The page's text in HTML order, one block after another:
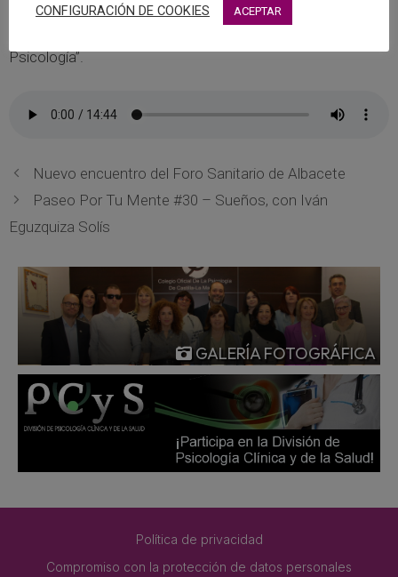
contigo” donde cada semana se abordan temáticas y
Psicología”.
Nuevo encuentro del Foro Sanitario de Albacete
Paseo Por Tu Mente #30 – Sueños, con Iván
Eguzquiza Solís
GALERÍA FOTOGRÁFICA
Política de privacidad
Compromiso con la protección de datos personales
CONFIGURACIÓN DE COOKIES ACEPTAR